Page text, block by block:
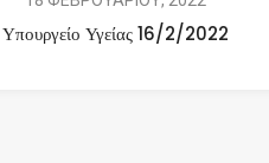
Υπουργείο Υγείας 16/2/2022